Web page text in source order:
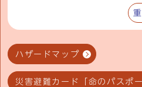
ハザードマップ
災害避難カード「命のパスポー